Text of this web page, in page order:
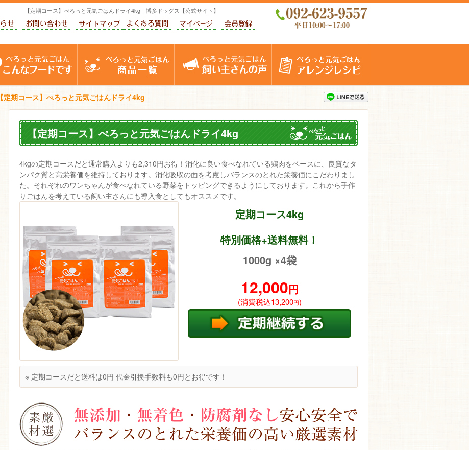
博多ドッグス【公式サイト】
【定期コース】ぺろっと元気ごはんドライ4kg｜博多ドッグス【公式サイト】
お知らせ お問い合わせ サイトマップ よくあるご質問 マイページ
【定期コース】ぺろっと元気ごはんドライ4kg
【定期コース】ぺろっと元気ごはんドライ4kg
4kgの定期コースだと通常購入よりも2,310円お得！消化に良い食べなれている鶏肉をベースに、良質なタ
ンパク質と高栄養価を維持しております。消化吸収の面を考慮しバランスのとれた栄養価にこだわりまし
た。それぞれのワンちゃんが食べなれている野菜をトッピングできるようにしております。これから手作
りごはんを考えている飼い主さんにも導入食としてもオススメです。
定期コース4kg
特別価格+送料無料！
1000g ×4袋
12,000円
(消費税込13,200円)
※ 定期コースだと送料は0円 代金引換手数料も0円とお得です！